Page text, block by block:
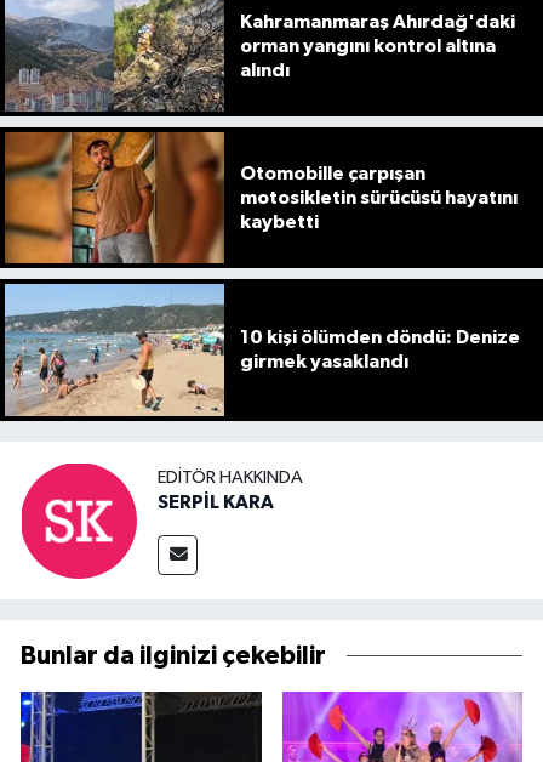
Kahramanmaraş Ahırdağ'daki
orman yangını kontrol altına
alındı
Otomobille çarpışan
motosikletin sürücüsü hayatını
kaybetti
10 kişi ölümden döndü: Denize
girmek yasaklandı
EDITÖR HAKKINDA
SERPİL KARA
Bunlar da ilginizi çekebilir